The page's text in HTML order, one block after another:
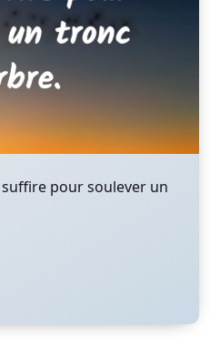
pour soulever un